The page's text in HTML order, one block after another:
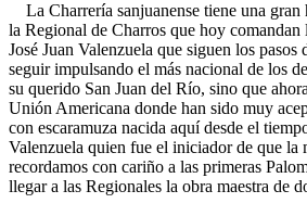
La Charrería sanjuanense tiene una gran
la Regional de Charros que hoy
José Juan Valenzuela que siguen los pasos
seguir impulsando el más nacional de los
su querido San Juan del Río, sino que
Unión Americana donde han sido muy
con escaramuza nacida aquí desde el
Valenzuela quien fue el iniciador de que la
recordamos con cariño a las primeras
llegar a las Regionales la obra maestra de